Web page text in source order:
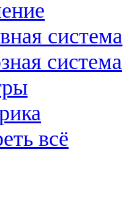
система
система
всё